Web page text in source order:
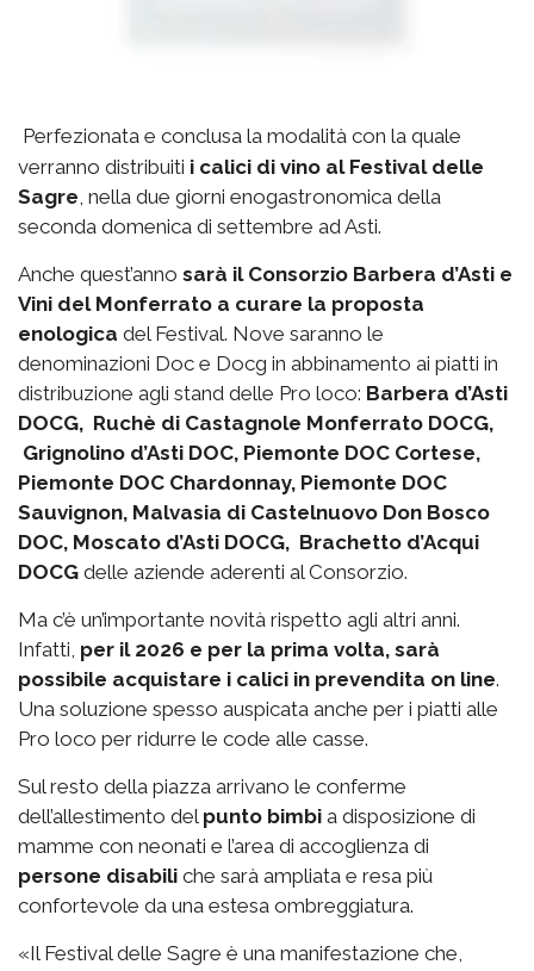
Perfezionata e conclusa la modalità con la quale
verranno distribuiti i calici di vino al Festival delle
Sagre , nella due giorni enogastronomica della
seconda domenica di settembre ad Asti.
Anche quest’anno sarà il Consorzio Barbera d’Asti e
Vini del Monferrato a curare la proposta
enologica del Festival. Nove saranno le
denominazioni Doc e Docg in abbinamento ai piatti in
distribuzione agli stand delle Pro loco: Barbera d’Asti
DOCG, Ruchè di Castagnole Monferrato DOCG,
Grignolino d’Asti DOC, Piemonte DOC Cortese,
Piemonte DOC Chardonnay, Piemonte DOC
Sauvignon, Malvasia di Castelnuovo Don Bosco
DOC, Moscato d’Asti DOCG, Brachetto d’Acqui
DOCG delle aziende aderenti al Consorzio.
Ma c’è un’importante novità rispetto agli altri anni.
Infatti, per il 2026 e per la prima volta, sarà
possibile acquistare i calici in prevendita on line.
Una soluzione spesso auspicata anche per i piatti alle
Pro loco per ridurre le code alle casse.
Sul resto della piazza arrivano le conferme
dell’allestimento del punto bimbi a disposizione di
mamme con neonati e l’area di accoglienza di
persone disabili che sarà ampliata e resa più
confortevole da una estesa ombreggiatura.
«Il Festival delle Sagre è una manifestazione che,